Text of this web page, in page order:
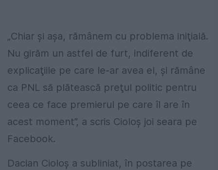
„Chiar şi aşa, rămânem cu problema iniţială.
Nu girăm un astfel de furt, indiferent de
explicaţiile pe care le-ar avea el, şi rămâne
ca PNL să plătească preţul politic pentru
ceea ce face premierul pe care îl are în
acest moment”, a scris Cioloş joi seara pe
Facebook.
Dacian Cioloș a subliniat, în postarea pe